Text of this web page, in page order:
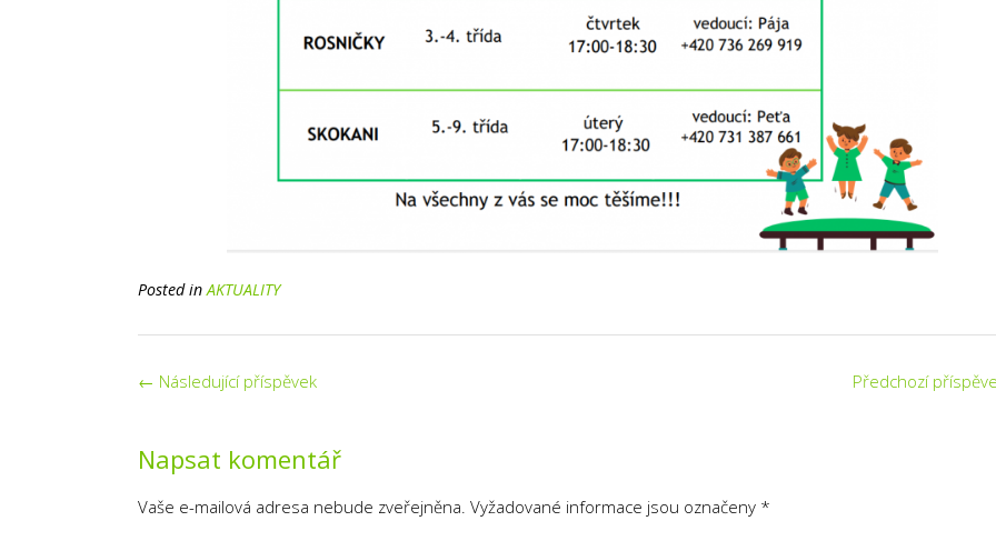
Posted inAKTUALITY
Post
Předchozí
← Následující příspěvek
Napsat komentář
Vaše e-mailová adresa nebude zveřejněna. Vyžadované informace jsou označeny *